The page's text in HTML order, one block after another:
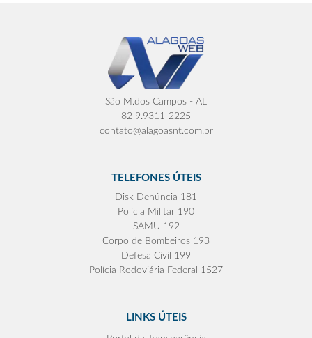
São M.dos Campos - AL
82 9.9311-2225
contato@alagoasnt.com.br
TELEFONES ÚTEIS
Disk Denúncia 181
Polícia Militar 190
SAMU 192
Corpo de Bombeiros 193
Defesa Civil 199
Polícia Rodoviária Federal 1527
LINKS ÚTEIS